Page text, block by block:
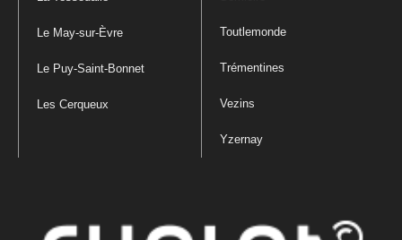
Le May-sur-Èvre
Le Puy-Saint-Bonnet
Les Cerqueux
Toutlemonde
Trémentines
Vezins
Yzernay